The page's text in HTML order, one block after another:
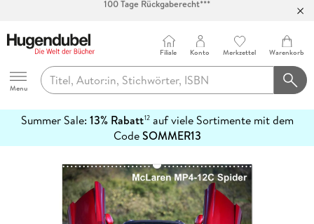
Abholung in über 100 Filialen
Hugendubel
Menu
Filiale Konto Merkzettel Warenkorb
Summer Sale: 13% Rabatt12auf viele Sortimente mit dem
CodeSOMMER13
erfahren